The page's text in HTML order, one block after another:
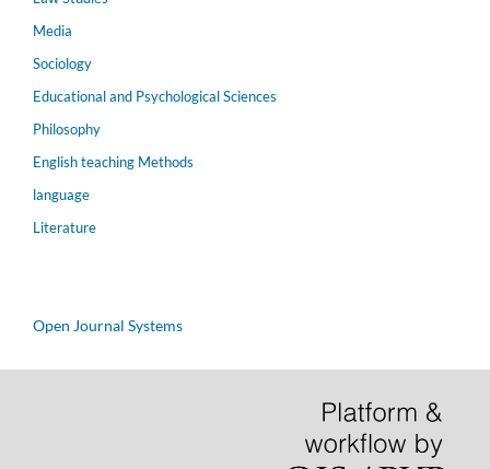
Media
Sociology
Educational and Psychological Sciences
Philosophy
English teaching Methods
language
Literature
Open Journal Systems